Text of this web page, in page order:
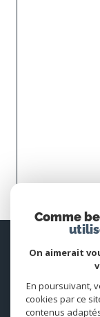
© 2026 |
Nos honoraires
Plan
Comme
On aimerait
En poursuivant,
cookies par ce
contenus